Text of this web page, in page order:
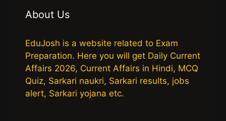
About Us
EduJosh is a website related to Exam
Preparation. Here you will get Daily Current
Affairs 2026, Current Affairs in Hindi, MCQ
Quiz, Sarkari naukri, Sarkari results, jobs
alert, Sarkari yojana etc.